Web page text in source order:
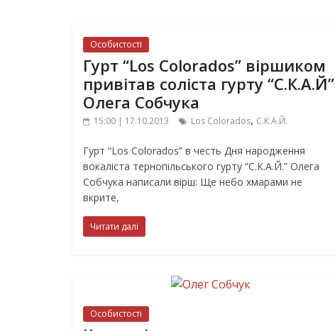
Особистості
Гурт “Los Colorados” віршиком
привітав соліста гурту “С.К.А.Й”
Олега Собчука
15:00 | 17.10.2013 Los Colorados, С.К.А.Й.
Гурт “Los Colorados” в честь Дня народження
вокаліста тернопільського гурту “С.К.А.Й.” Олега
Собчука написали вірш: Ще небо хмарами не
вкрите,
Читати далі
Особистості